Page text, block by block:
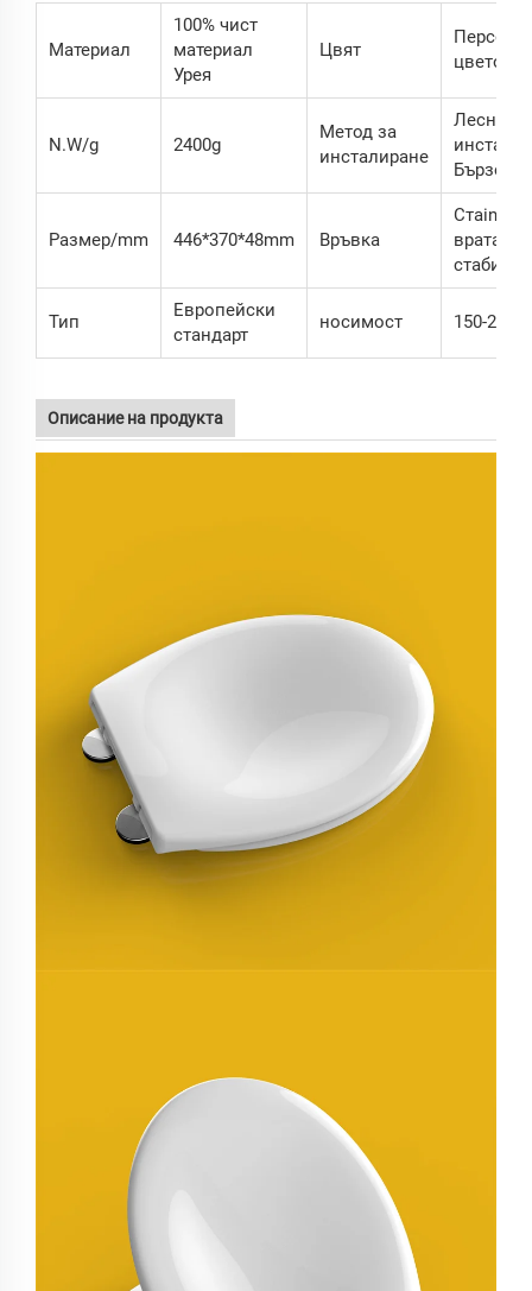
Материал
100% чист
материал
Урея
Цвят
цветове
N.W/g 2400g
Метод за
инсталиране
Лесна
Бързо
Размер/mm 446*370*48mm Връвка
врата,
стабилно
Тип
Европейски
стандарт
носимост 150-
Описание на продукта